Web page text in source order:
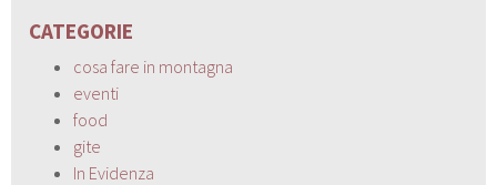
CATEGORIE
cosa fare in montagna
eventi
food
gite
In Evidenza